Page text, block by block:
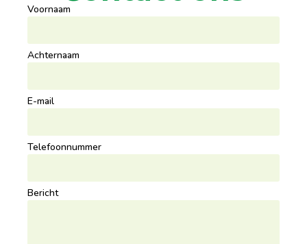
Voornaam
Achternaam
E-mail
Telefoonnummer
Bericht